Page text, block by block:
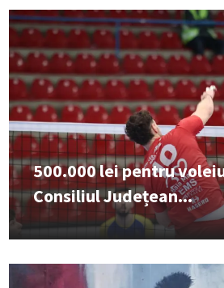
500.000 lei pentru
Consiliul Județean...